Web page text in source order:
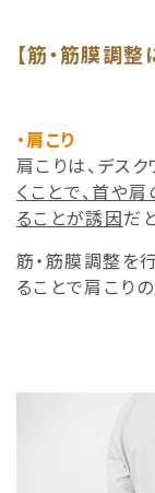
【筋・筋膜調
・肩こり
肩こりは、デス
くことで、首や
ることが誘因だ
筋・筋膜調整を
ることで肩こり